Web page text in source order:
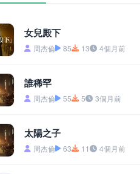
女兒殿下
周杰倫 85 13 4個月前
誰稀罕
周杰倫 55 5 3個月前
太陽之子
周杰倫 63 11 4個月前